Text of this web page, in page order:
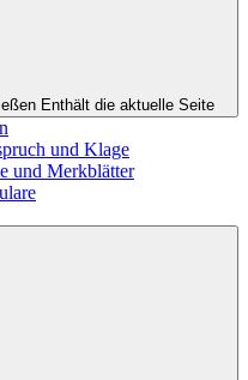
Enthält die aktuelle Seite
und Klage
und Merkblätter